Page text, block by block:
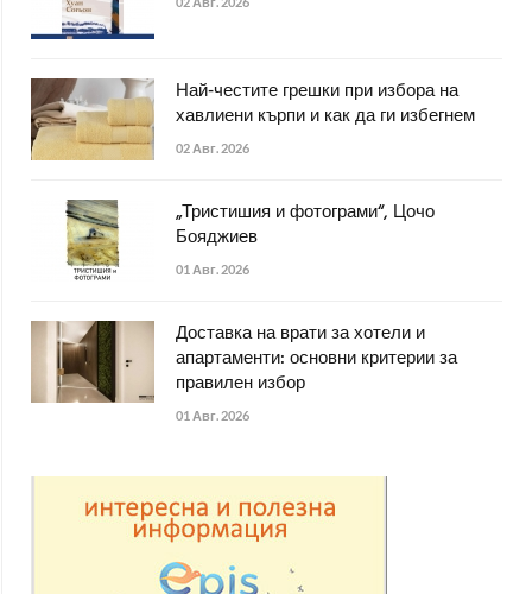
Най-честите грешки при избора на
хавлиени кърпи и как да ги избегнем
02 Авг. 2026
„Тристишия и фотограми“, Цочо
Бояджиев
01 Авг. 2026
Доставка на врати за хотели и
апартаменти: основни критерии за
правилен избор
01 Авг. 2026